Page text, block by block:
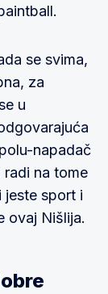
se svima,
za
u
napadač
na tome
jeste sport i
ovaj Nišlija.